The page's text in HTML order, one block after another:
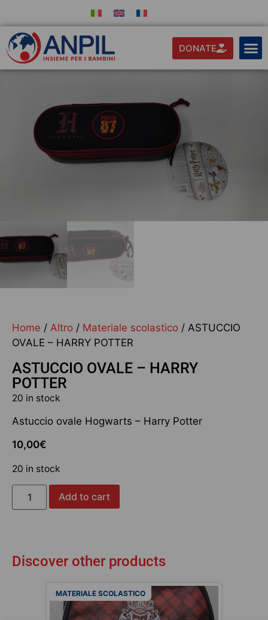
DONATE
Home / Altro / Materiale scolastico / ASTUCCIO
OVALE – HARRY POTTER
ASTUCCIO OVALE – HARRY
POTTER
20 in stock
Astuccio ovale Hogwarts – Harry Potter
10,00€
20 in stock
Add to cart
Discover other products
MATERIALE SCOLASTICO